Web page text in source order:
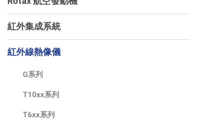
紅外集成系統
紅外線熱像儀
G系列
T10xx系列
T6xx系列